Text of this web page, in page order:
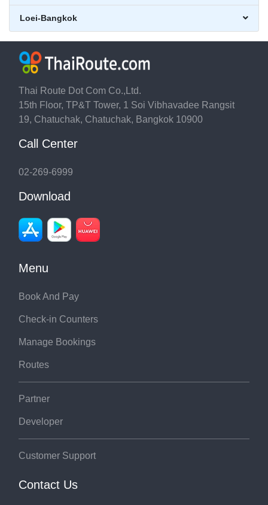
Loei-Bangkok
Thai Route Dot Com Co.,Ltd.
15th Floor, TP&T Tower, 1 Soi Vibhavadee Rangsit
19, Chatuchak, Chatuchak, Bangkok 10900
Call Center
02-269-6999
Download
Menu
Book And Pay
Check-in Counters
Manage Bookings
Routes
Partner
Developer
Customer Support
Contact Us